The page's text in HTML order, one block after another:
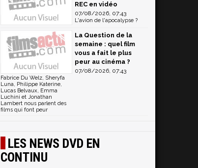
REC en vidéo
07/08/2026, 07:43
L'avion de l'apocalypse ?
La Question de la
semaine : quel film
vous a fait le plus
peur au cinéma ?
07/08/2026, 07:43
Fabrice Du Welz, Sheryfa
Luna, Philippe Katerine,
Lucas Belvaux, Emma
Luchini et Jonathan
Lambert nous parlent des
films qui font peur
LES NEWS DVD EN
CONTINU